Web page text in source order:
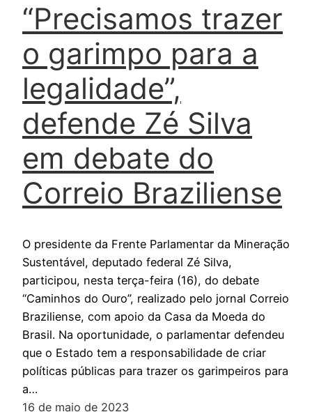
“Precisamos trazer
o garimpo para a
legalidade”,
defende Zé Silva
em debate do
Correio Braziliense
O presidente da Frente Parlamentar da Mineração
Sustentável, deputado federal Zé Silva,
participou, nesta terça-feira (16), do debate
“Caminhos do Ouro”, realizado pelo jornal Correio
Braziliense, com apoio da Casa da Moeda do
Brasil. Na oportunidade, o parlamentar defendeu
que o Estado tem a responsabilidade de criar
políticas públicas para trazer os garimpeiros para
a…
16 de maio de 2023